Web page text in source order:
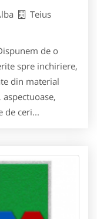
Teius
de o
spre inchiriere,
din material
de ceri...